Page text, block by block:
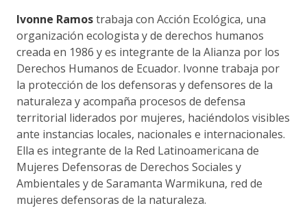
Ivonne Ramostrabaja con Acción Ecológica, una
organización ecologista y de derechos humanos
creada en 1986 y es integrante de la Alianza por los
Derechos Humanos de Ecuador. Ivonne trabaja por
la protección de los defensoras y defensores de la
naturaleza y acompaña procesos de defensa
territorial liderados por mujeres, haciéndolos visibles
ante instancias locales, nacionales e internacionales.
Ella es integrante de la Red Latinoamericana de
Mujeres Defensoras de Derechos Sociales y
Ambientales y de Saramanta Warmikuna, red de
mujeres defensoras de la naturaleza.